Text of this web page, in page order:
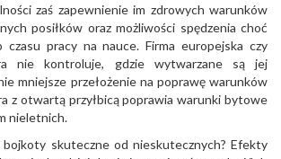
zaś zapewnienie im zdrowych warunków
posiłków oraz możliwości spędzenia choć
czasu pracy na nauce. Firma europejska czy
nie kontroluje, gdzie wytwarzane są jej
mniejsze przełożenie na poprawę warunków
z otwartą przyłbicą poprawia warunki bytowe
nieletnich.
bojkoty skuteczne od nieskutecznych? Efekty